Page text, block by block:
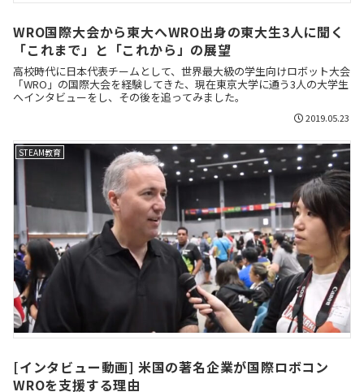
WRO国際大会から東大へWRO出身の東大生3人に聞く
「これまで」と「これから」の展望
高校時代に日本代表チームとして、世界最大級の学生向けロボット大会
「WRO」の国際大会を経験してきた、現在東京大学に通う3人の大学生
へインタビューをし、その後を追ってみました。
2019.05.23
STEAM教育
[インタビュー動画] 米国の著名企業が国際ロボコン
WROを支援する理由